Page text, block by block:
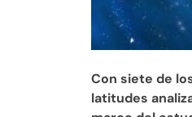
Con siete de
latitudes